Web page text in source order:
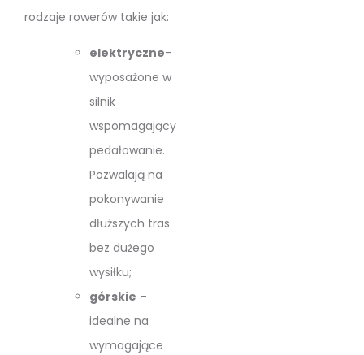
rodzaje rowerów takie jak:
elektryczne–
wyposażone w
silnik
wspomagający
pedałowanie.
Pozwalają na
pokonywanie
dłuższych tras
bez dużego
wysiłku;
górskie –
idealne na
wymagające